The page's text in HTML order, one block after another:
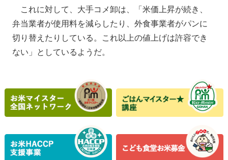
これに対して、大手コメ卸は、「米価上昇が続き、
弁当業者が使用料を減らしたり、外食事業者がパンに
切り替えたりしている。これ以上の値上げは許容でき
ない」としているようだ。